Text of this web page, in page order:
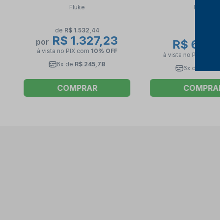
Fluke
de R$ 1.532,44
por R$ 1.327,23
à vista no PIX com 10% OFF
6x de R$ 245,78
COMPRAR
Minipa
R$
à vista no PIX
6x de